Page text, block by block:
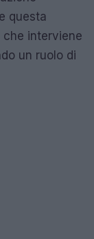
questa
che interviene
un ruolo di